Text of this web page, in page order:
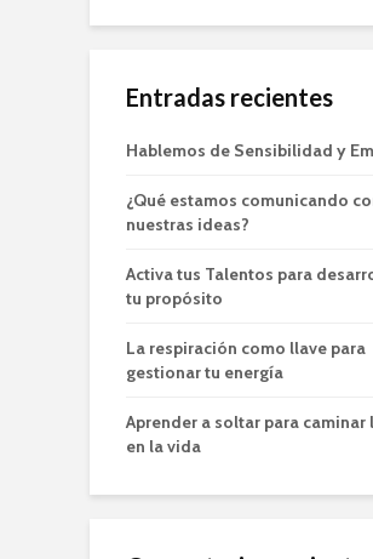
Entradas recientes
Hablemos de Sensibilidad y
¿Qué estamos comunicando
nuestras ideas?
Activa tus Talentos para
tu propósito
La respiración como llave para
gestionar tu energía
Aprender a soltar para caminar
en la vida